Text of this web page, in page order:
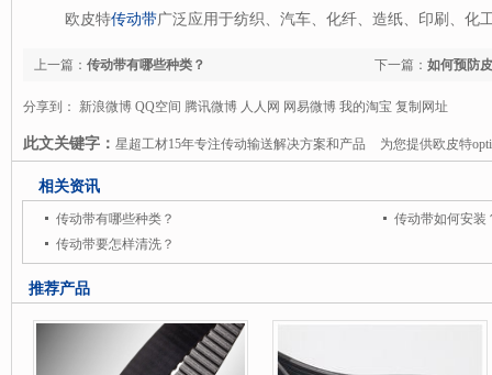
欧皮特传动带广泛应用于纺织、汽车、化纤、造纸、印刷、化
下一篇： 如何预防
上一篇： 传动带有哪些种类？
分享到： 新浪微博 QQ空间 腾讯微博 人人网 网易微博 我的淘宝 复制网址
此文关键字： 星超工材15年专注传动输送解决方案和产品 为您提供欧皮特
哈柏司输送皮带
专注传动 输送解决方案及产品 是中国机械配件第一服务商.竭诚为您提供德
动皮带，瑞士哈柏司habasit输送皮带，英国瑞诺德renold链条，马来西亚STH钉线
务。星超工材是中国机械配件第一服务商。
相关资讯
传动带有哪些种类？
传动带如何安装
传动带要怎样清洗？
推荐产品